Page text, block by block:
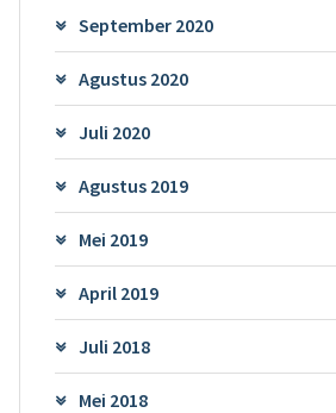
September 2020
Agustus 2020
Juli 2020
Agustus 2019
Mei 2019
April 2019
Juli 2018
Mei 2018